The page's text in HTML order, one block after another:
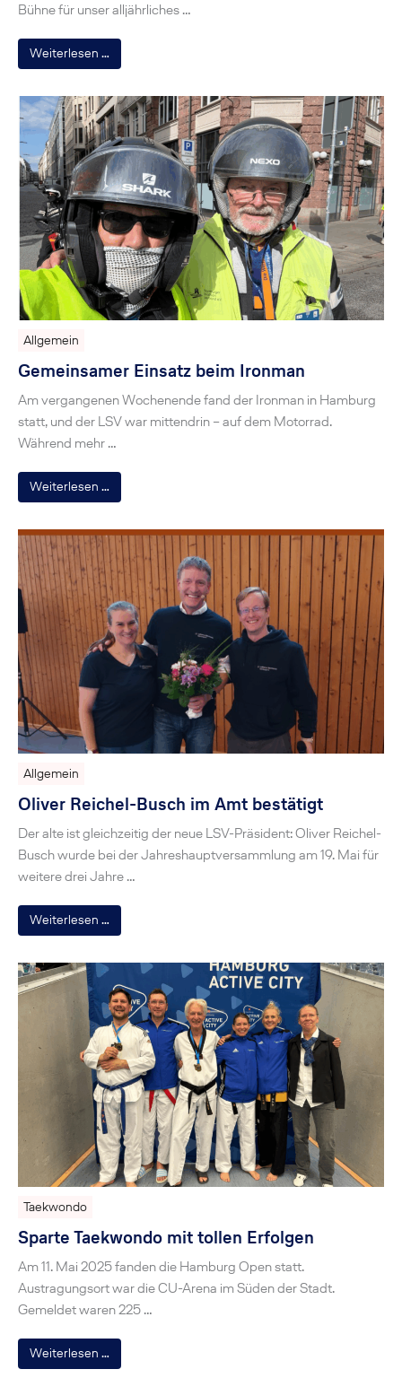
Bühne für unser alljährliches …
Weiterlesen …
Allgemein
Gemeinsamer Einsatz beim Ironman
Am vergangenen Wochenende fand der Ironman in Hamburg
statt, und der LSV war mittendrin – auf dem Motorrad.
Während mehr …
Weiterlesen …
Allgemein
Oliver Reichel-Busch im Amt bestätigt
Der alte ist gleichzeitig der neue LSV-Präsident: Oliver Reichel-
Busch wurde bei der Jahreshauptversammlung am 19. Mai für
weitere drei Jahre …
Weiterlesen …
Taekwondo
Sparte Taekwondo mit tollen Erfolgen
Am 11. Mai 2025 fanden die Hamburg Open statt.
Austragungsort war die CU-Arena im Süden der Stadt.
Gemeldet waren 225 …
Weiterlesen …